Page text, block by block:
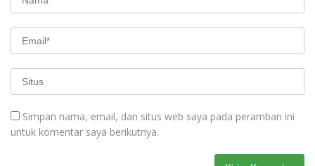
Simpan nama, email, dan situs web saya pada peramban ini
untuk komentar saya berikutnya.